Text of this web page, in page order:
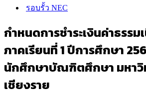
รอบรั้ว NEC
กำหนดการชำระเงินค่าธรร
ภาคเรียนที่ 1 ปีการศึกษา
นักศึกษาบัณฑิตศึกษา มหาวิ
เชียงราย